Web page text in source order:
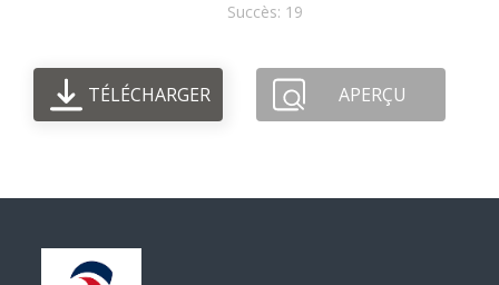
Succès: 19
TÉLÉCHARGER APERÇU